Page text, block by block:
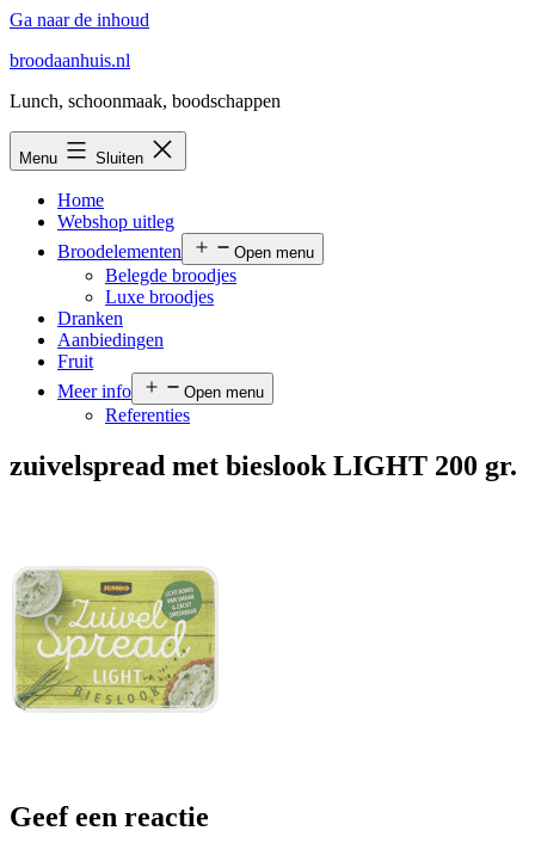
Ga naar de inhoud
broodaanhuis.nl
Lunch, schoonmaak, boodschappen
Menu Sluiten
Home
Webshop uitleg
Broodelementen
Open menu
Belegde broodjes
Luxe broodjes
Dranken
Aanbiedingen
Fruit
Meer info
Open menu
Referenties
zuivelspread met bieslook LIGHT 200 gr.
Geef een reactie